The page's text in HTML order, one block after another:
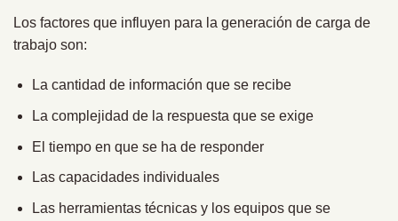
Los factores que influyen para la generación de carga de
trabajo son:
La cantidad de información que se recibe
La complejidad de la respuesta que se exige
El tiempo en que se ha de responder
Las capacidades individuales
Las herramientas técnicas y los equipos que se